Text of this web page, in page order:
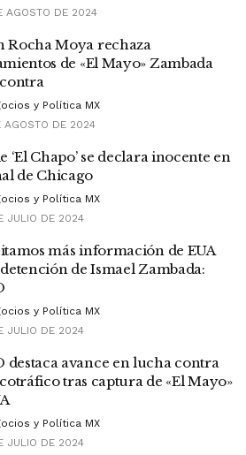
AGOSTO DE 2024
Rocha Moya rechaza
de «El Mayo» Zambada
y Política MX
AGOSTO DE 2024
‘El Chapo’ se declara inocente en
de Chicago
y Política MX
JULIO DE 2024
más información de EUA
de Ismael Zambada:
y Política MX
JULIO DE 2024
destaca avance en lucha contra
tras captura de «El Mayo»
y Política MX
JULIO DE 2024